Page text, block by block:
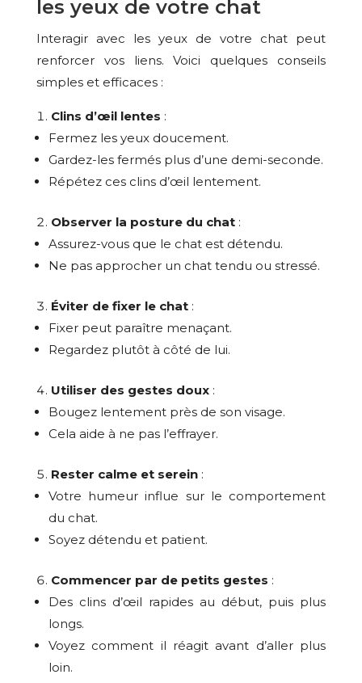
les yeux de votre chat
Interagir avec les yeux de votre chat peut
renforcer vos liens. Voici quelques conseils
simples et efficaces :
Clins d’œil lentes :
Fermez les yeux doucement.
Gardez-les fermés plus d’une demi-seconde.
Répétez ces clins d’œil lentement.
Observer la posture du chat:
Assurez-vous que le chat est détendu.
Ne pas approcher un chat tendu ou stressé.
Éviter de fixer le chat:
Fixer peut paraître menaçant.
Regardez plutôt à côté de lui.
Utiliser des gestes doux:
Bougez lentement près de son visage.
Cela aide à ne pas l’effrayer.
Rester calme et serein:
Votre humeur influe sur le comportement
du chat.
Soyez détendu et patient.
Commencer par de petits gestes :
Des clins d’œil rapides au début, puis plus
longs.
Voyez comment il réagit avant d’aller plus
loin.